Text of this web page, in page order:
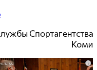
Спортагентства
Коми
i